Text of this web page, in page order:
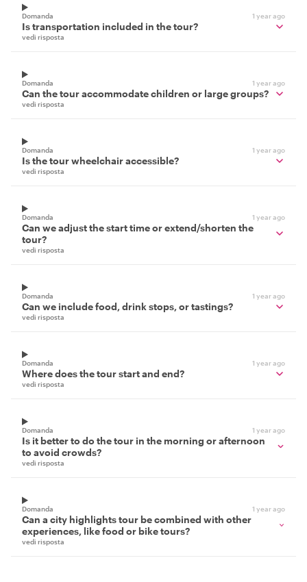
Domanda 1 year ago
Is transportation included in the tour?
vedi risposta
Domanda 1 year ago
Can the tour accommodate children or large groups?
vedi risposta
Domanda 1 year ago
Is the tour wheelchair accessible?
vedi risposta
Domanda 1 year ago
Can we adjust the start time or extend/shorten the
tour?
vedi risposta
Domanda 1 year ago
Can we include food, drink stops, or tastings?
vedi risposta
Domanda 1 year ago
Where does the tour start and end?
vedi risposta
Domanda 1 year ago
Is it better to do the tour in the morning or afternoon
to avoid crowds?
vedi risposta
Domanda 1 year ago
Can a city highlights tour be combined with other
experiences, like food or bike tours?
vedi risposta